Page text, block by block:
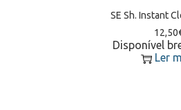
SE Sh. Instant
12,50
Disponível
Ler